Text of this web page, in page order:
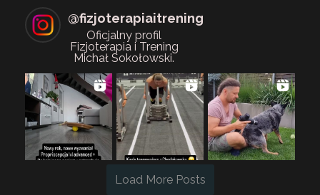
@fizjoterapiaitrening
Oficjalny profil
Fizjoterapia i Trening
Michał Sokołowski.
Load More Posts